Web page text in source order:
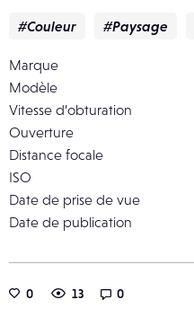
#Couleur #Paysage
Marque
Modèle
Vitesse d’obturation
Ouverture
Distance focale
ISO
Date de prise de vue
Date de publication
0 13 0